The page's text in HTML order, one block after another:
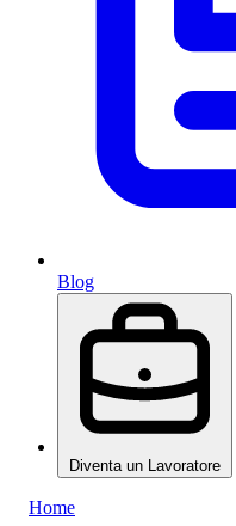
Blog
Diventa un Lavoratore
Home